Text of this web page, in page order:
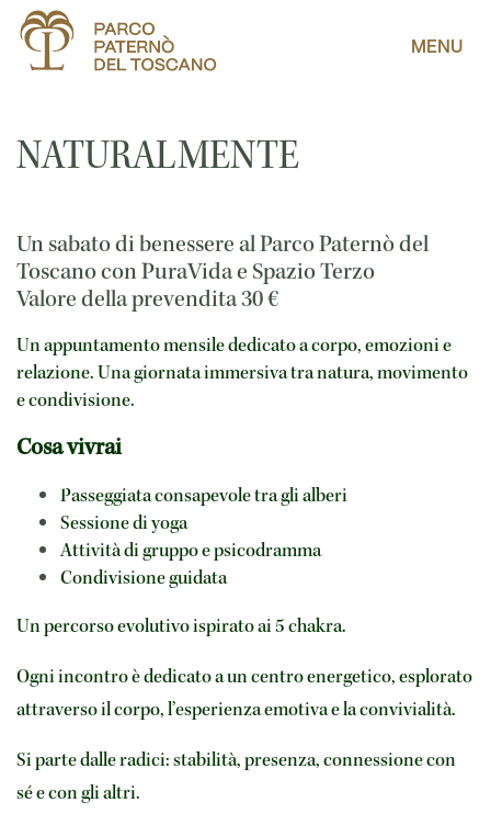
MENU
NATURALMENTE
Un sabato di benessere al Parco Paternò del
Toscano con PuraVida e Spazio Terzo
Valore della prevendita30€
Un appuntamento mensile dedicato a corpo, emozioni e
relazione. Una giornata immersiva tra natura, movimento
e condivisione.
Cosa vivrai
Passeggiata consapevole tra gli alberi
Sessione di yoga
Attività di gruppo e psicodramma
Condivisione guidata
Un percorso evolutivo ispirato ai 5 chakra.
Ogni incontro è dedicato a un centro energetico, esplorato
attraverso il corpo, l’esperienza emotiva e la convivialità.
Si parte dalle radici: stabilità, presenza, connessione con
sé e con gli altri.